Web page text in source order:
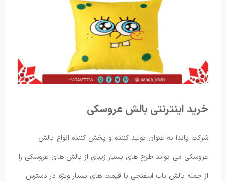
خرید اینترنتی بالش عروسکی
شرکت پاندا به عنوان تولید کننده و پخش کننده انواع بالش
عروسکی می تواند طرح های بسیار زیبای از بالش های عروسکی را
از جمله بالش باب اسفنجی با قیمت های بسیار ویژه در دسترس